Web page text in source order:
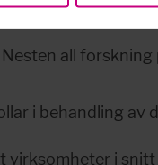
all
i behandling
virksomheter i